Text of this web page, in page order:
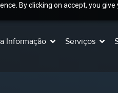
By clicking on accept, you
Informação Serviços